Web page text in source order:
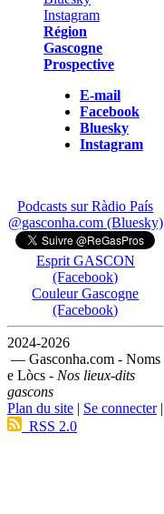
Région
Gascogne
Prospective
E-mail
Facebook
Bluesky
Instagram
Podcasts sur Ràdio País
@gasconha.com (Bluesky)
Esprit GASCON
(Facebook)
Couleur Gascogne
(Facebook)
2024-2026
— Gasconha.com - Noms
e Lòcs - Nos lieux-dits
gascons
Plan du site | Se connecter|
RSS 2.0